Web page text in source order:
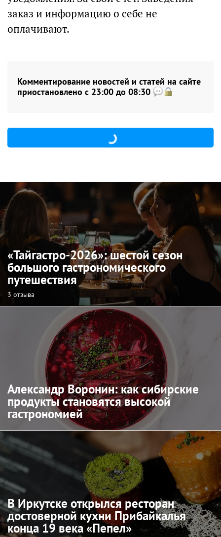
заказ и информацию о себе не
оплачивают.
Комментирование новостей и статей на сайте
приостановлено с 23:00 до 08:30
«Тайгастро-2026»: шестой сезон
большого гастрономического
путешествия
3 отзыва
Александр Воронин: как сибирские
продукты становятся высокой
гастрономией
В Иркутске открылся ресторан
достоверной кухни Прибайкалья
конца 19 века «Пепел»